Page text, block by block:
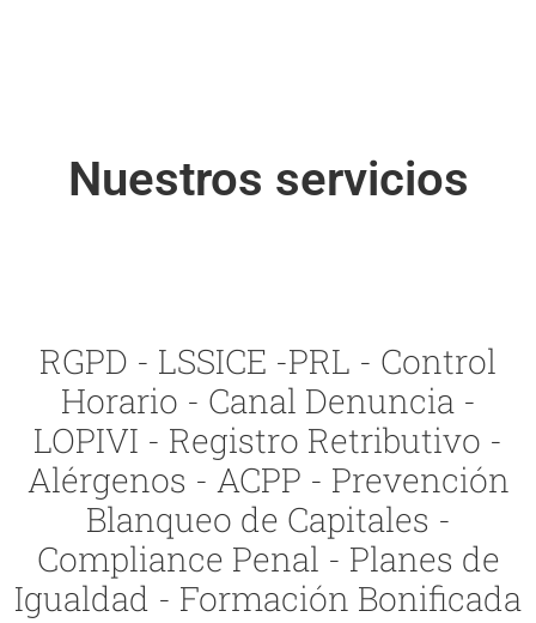
Nuestros servicios
RGPD - LSSICE -PRL - Control
Horario - Canal Denuncia -
LOPIVI - Registro Retributivo -
Alérgenos - ACPP - Prevención
Blanqueo de Capitales -
Compliance Penal - Planes de
Igualdad - Formación Bonificada